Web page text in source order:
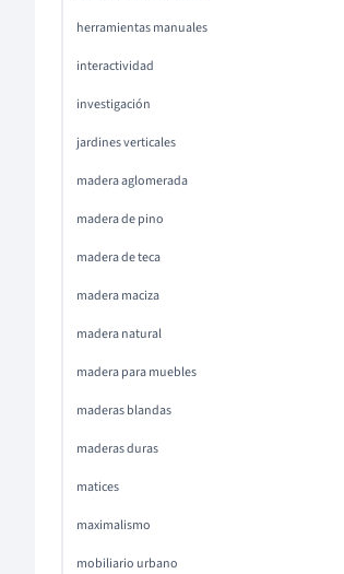
herramientas manuales
interactividad
investigación
jardines verticales
madera aglomerada
madera de pino
madera de teca
madera maciza
madera natural
madera para muebles
maderas blandas
maderas duras
matices
maximalismo
mobiliario urbano